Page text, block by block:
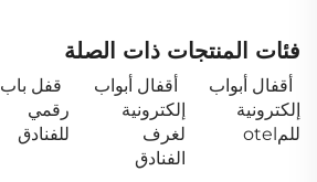
فئات المنتجات ذات الصلة
أقفال أبواب
إلكترونية
للمotel
أقفال أبواب
إلكترونية
لغرف
الفنادق
قفل باب
رقمي
للفنادق